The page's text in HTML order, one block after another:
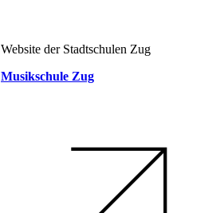
Website der Stadtschulen Zug
Musikschule Zug